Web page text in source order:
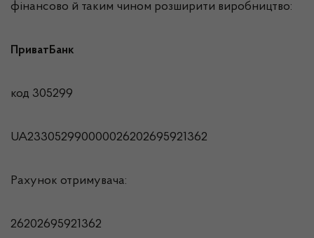
фінансово й таким чином розширити виробництво:
ПриватБанк
код 305299
UA233052990000026202695921362
Рахунок отримувача:
26202695921362